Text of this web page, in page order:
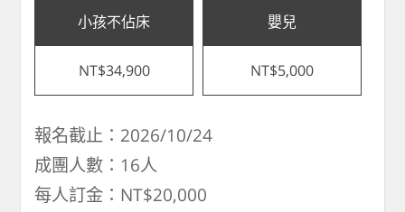
小孩不佔床
NT$34,900
嬰兒
NT$5,000
報名截止：2026/10/24
成團人數：16人
每人訂金：NT$20,000